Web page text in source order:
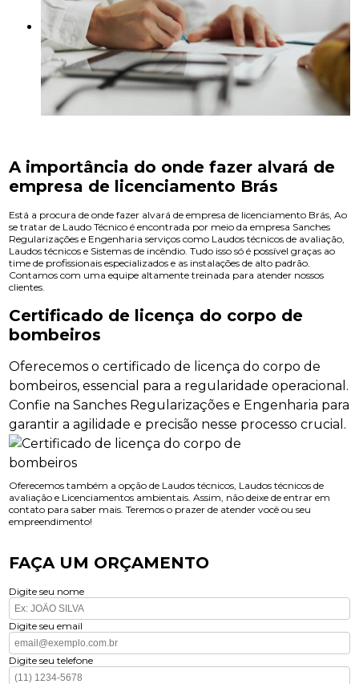
A importância do onde fazer alvará de
empresa de licenciamento Brás
Está a procura de onde fazer alvará de empresa de licenciamento Brás, Ao
se tratar de Laudo Técnico é encontrada por meio da empresa Sanches
Regularizações e Engenharia serviços como Laudos técnicos de avaliação,
Laudos técnicos e Sistemas de incêndio. Tudo isso só é possível graças ao
time de profissionais especializados e as instalações de alto padrão.
Contamos com uma equipe altamente treinada para atender nossos
clientes.
Certificado de licença do corpo de
bombeiros
Oferecemos o certificado de licença do corpo de
bombeiros, essencial para a regularidade operacional.
Confie na Sanches Regularizações e Engenharia para
garantir a agilidade e precisão nesse processo crucial.
Oferecemos também a opção de Laudos técnicos, Laudos técnicos de
avaliação e Licenciamentos ambientais. Assim, não deixe de entrar em
contato para saber mais. Teremos o prazer de atender você ou seu
empreendimento!
FAÇA UM ORÇAMENTO
Digite seu nome
Digite seu email
Digite seu telefone